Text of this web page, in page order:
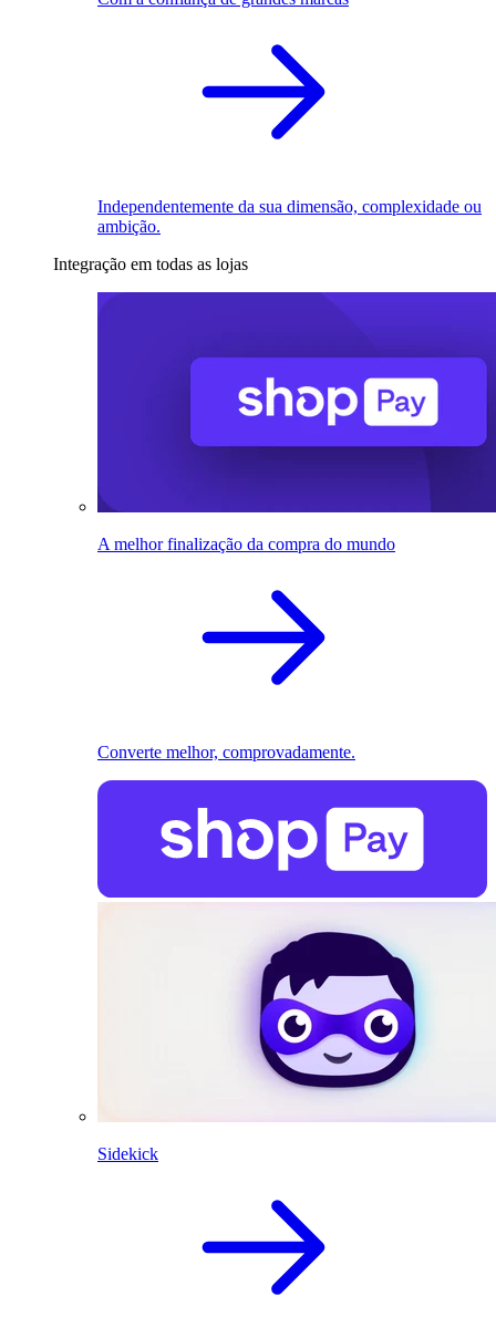
Independentemente da sua dimensão, complexidade ou
ambição.
Integração em todas as lojas
A melhor finalização da compra do mundo
Converte melhor, comprovadamente.
Sidekick